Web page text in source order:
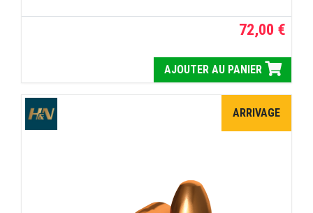
72,00 €
AJOUTER AU PANIER
ARRIVAGE